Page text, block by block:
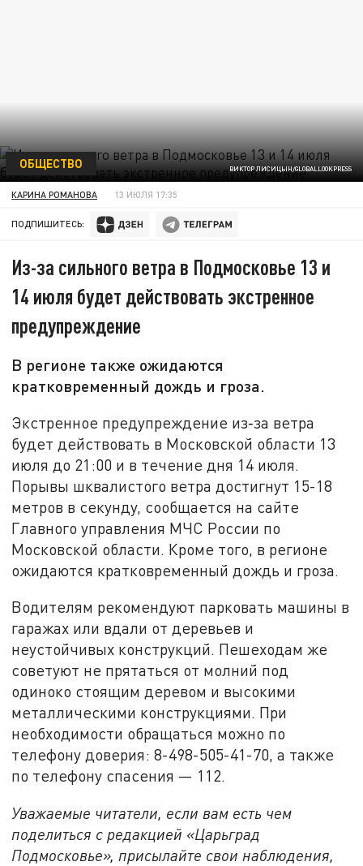
ВИКТОР ЛИСИЦЫН/GLOBALLOOKPRESS
ОБЩЕСТВО
КАРИНА РОМАНОВА 13 ИЮЛЯ 17:35
ПОДПИШИТЕСЬ:
Из-за сильного ветра в Подмосковье 13 и
14 июля будет действовать экстренное
предупреждение
В регионе также ожидаются
кратковременный дождь и гроза.
Экстренное предупреждение из‑за ветра
будет действовать в Московской области 13
июля до 21:00 и в течение дня 14 июля.
Порывы шквалистого ветра достигнут 15-18
метров в секунду, сообщается на сайте
Главного управления МЧС России по
Московской области. Кроме того, в регионе
ожидаются кратковременный дождь и гроза.
Водителям рекомендуют парковать машины в
гаражах или вдали от деревьев и
неустойчивых конструкций. Пешеходам же
советуют не прятаться от молний под
одиноко стоящим деревом и высокими
металлическими конструкциями. При
необходимости обращаться можно по
телефону доверия: 8-498-505-41-70, а также
по телефону спасения — 112.
Уважаемые читатели, если вам есть чем
поделиться с редакцией «Царьград
Подмосковье», присылайте свои наблюдения,